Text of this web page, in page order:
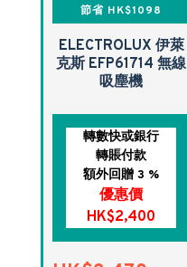
節省 HK$1098
ELECTROLUX 伊萊
克斯 EFP61714 無線
吸塵機
轉數快或銀行
轉賬付款
額外回贈 3 %
優惠價
HK$2,400